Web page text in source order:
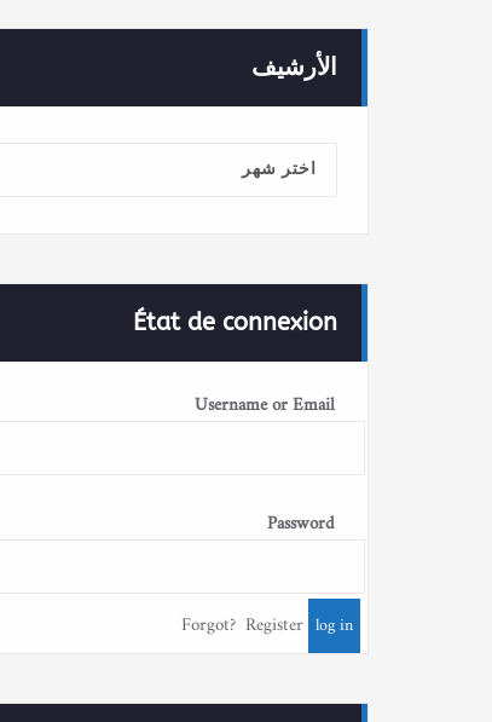
الأرشيف
الأرشيف
État de connexion
Username or Email
Password
Forgot? Register